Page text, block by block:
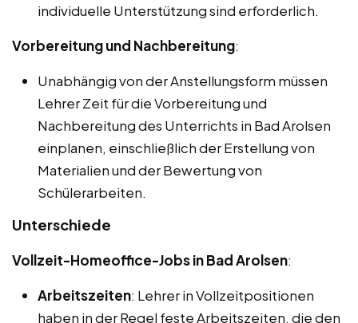
individuelle Unterstützung sind erforderlich.
Vorbereitung und Nachbereitung:
Unabhängig von der Anstellungsform müssen
Lehrer Zeit für die Vorbereitung und
Nachbereitung des Unterrichts in Bad Arolsen
einplanen, einschließlich der Erstellung von
Materialien und der Bewertung von
Schülerarbeiten.
Unterschiede
Vollzeit-Homeoffice-Jobs in Bad Arolsen:
Arbeitszeiten: Lehrer in Vollzeitpositionen
haben in der Regel feste Arbeitszeiten, die den